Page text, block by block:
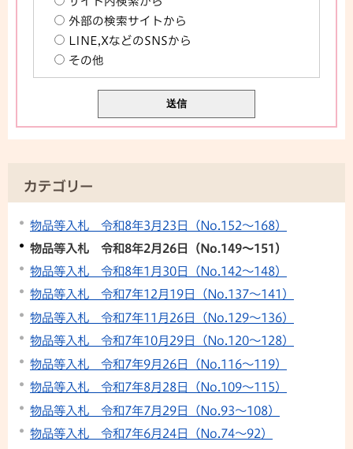
外部の検索サイトから
LINE,XなどのSNSから
その他
カテゴリー
物品等入札 令和8年3月23日（No.152～168）
物品等入札 令和8年2月26日（No.149～151）
物品等入札 令和8年1月30日（No.142～148）
物品等入札 令和7年12月19日（No.137～141）
物品等入札 令和7年11月26日（No.129～136）
物品等入札 令和7年10月29日（No.120～128）
物品等入札 令和7年9月26日（No.116～119）
物品等入札 令和7年8月28日（No.109～115）
物品等入札 令和7年7月29日（No.93～108）
物品等入札 令和7年6月24日（No.74～92）